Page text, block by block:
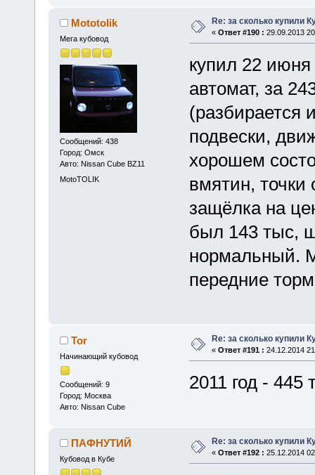
Mototolik
Мега кубовод
Сообщений: 438
Город: Омск
Авто: Nissan Cube BZ11
MotoTOLIK
Re: за сколько купили
« Ответ #190 : 29.09.2013
купил 22 июня
автомат, за
(разбирается
подвески,
хорошем
вмятин, точки
защёлка на
был 143 тыс,
нормальный.
передние
Tor
Начинающий кубовод
Сообщений: 9
Город: Москва
Авто: Nissan Cube
Re: за сколько купили
« Ответ #191 : 24.12.2014
2011 год - 445
ПАФНУТИЙ
Кубовод в Кубе
Re: за сколько купили
« Ответ #192 : 25.12.2014